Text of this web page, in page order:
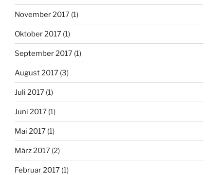
November 2017 (1)
Oktober 2017 (1)
September 2017 (1)
August 2017 (3)
Juli 2017 (1)
Juni 2017 (1)
Mai 2017 (1)
März 2017 (2)
Februar 2017 (1)